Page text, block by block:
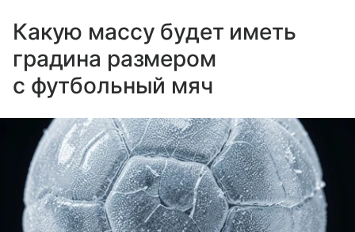
Какую массу будет иметь
градина размером
с футбольный мяч